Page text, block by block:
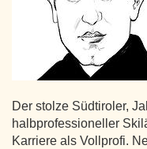
Der stolze Südtiroler,
halbprofessioneller
Karriere als Vollprofi.